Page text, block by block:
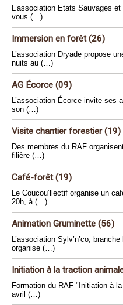
L’association Etats Sauvages
vous (…)
Immersion en forêt (26)
L’association Dryade propose
nuits au (…)
AG Écorce (09)
L’association Écorce invite ses
son (…)
Visite chantier forestier (19)
Des membres du RAF
filière (…)
Café-forêt (19)
Le Coucou’llectif organise un
20h, à (…)
Animation Gruminette (56)
L’association Sylv’n’co,
organise (…)
Initiation à la traction
Formation du RAF "Initiation à
avril (…)